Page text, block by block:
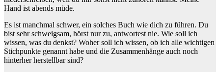
Hand ist abends müde.
Es ist manchmal schwer, ein solches Buch wie dich zu führen. Du
bist sehr schweigsam, hörst nur zu, antwortest nie. Wie soll ich
wissen, was du denkst? Woher soll ich wissen, ob ich alle wichtigen
Stichpunkte genannt habe und die Zusammenhänge auch noch
hinterher herstellbar sind?